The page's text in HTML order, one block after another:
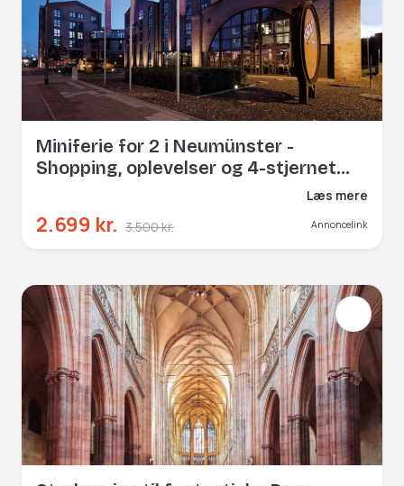
Miniferie for 2 i Neumünster -
Shopping, oplevelser og 4-stjernet
Læs mere
2.699 kr. 3.500 kr. Annoncelink